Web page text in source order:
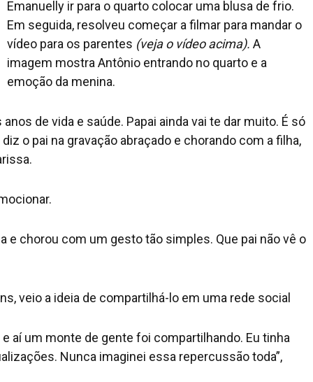
Emanuelly ir para o quarto colocar uma blusa de frio.
Em seguida, resolveu começar a filmar para mandar o
vídeo para os parentes (veja o vídeo acima). A
imagem mostra Antônio entrando no quarto e a
emoção da menina.
de vida e saúde. Papai ainda vai te dar muito. É só
o pai na gravação abraçado e chorando com a filha,
e chorou com um gesto tão simples. Que pai não vê o
veio a ideia de compartilhá-lo em uma rede social
aí um monte de gente foi compartilhando. Eu tinha
Nunca imaginei essa repercussão toda”,